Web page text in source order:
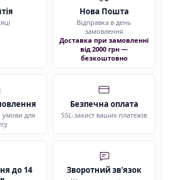
Нова Пошта
Відправка в день
замовлення
Доставка при замовленні
від 2000 грн —
безкоштовно
умови для
Безпечна оплата
SSL-захист ваших платежів
до 14
Зворотний зв'язок